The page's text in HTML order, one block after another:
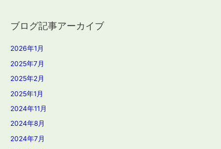
ブログ記事アーカイブ
2026年1月
2025年7月
2025年2月
2025年1月
2024年11月
2024年8月
2024年7月